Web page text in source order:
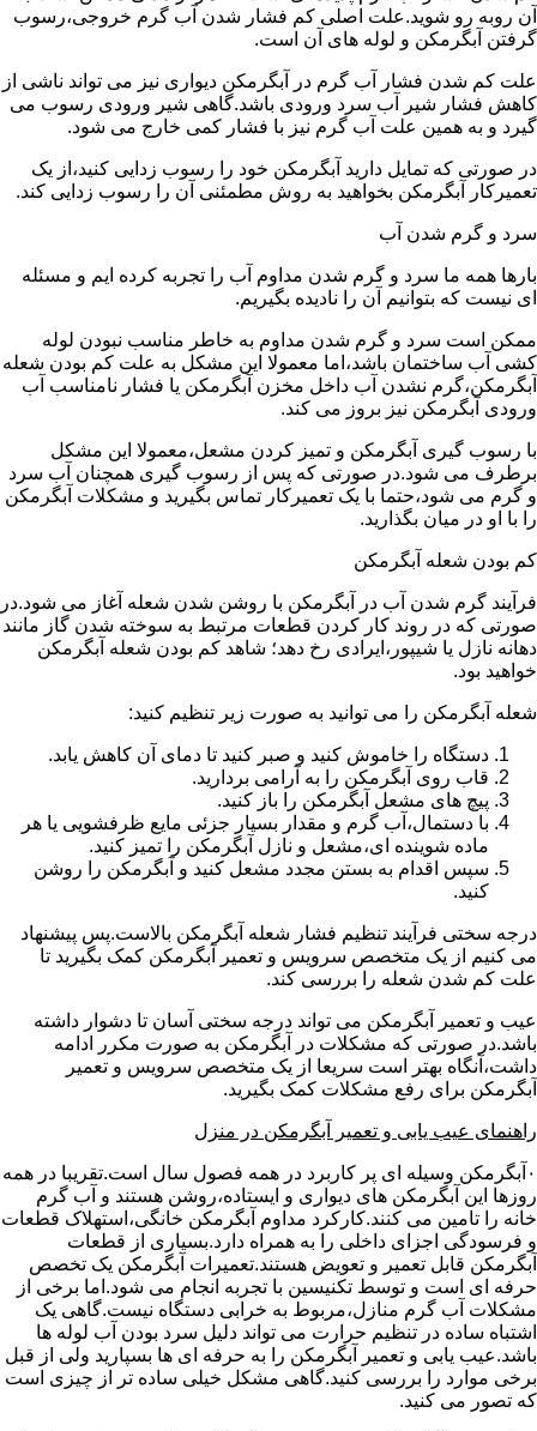
آن روبه رو شوید.علت اصلی کم فشار شدن آب گرم خروجی،رسوب
گرفتن آبگرمکن و لوله های آن است.
علت کم شدن فشار آب گرم در آبگرمکن دیواری نیز می تواند ناشی از
کاهش فشار شیر آب سرد ورودی باشد.گاهی شیر ورودی رسوب می
گیرد و به همین علت آب گرم نیز با فشار کمی خارج می شود.
در صورتی که تمایل دارید آبگرمکن خود را رسوب زدایی کنید،از یک
تعمیرکار آبگرمکن بخواهید به روش مطمئنی آن را رسوب زدایی کند.
سرد و گرم شدن آب
بارها همه ما سرد و گرم شدن مداوم آب را تجربه کرده ایم و مسئله
ای نیست که بتوانیم آن را نادیده بگیریم.
ممکن است سرد و گرم شدن مداوم به خاطر مناسب نبودن لوله
کشی آب ساختمان باشد،اما معمولا این مشکل به علت کم بودن شعله
آبگرمکن،گرم نشدن آب داخل مخزن آبگرمکن یا فشار نامناسب آب
ورودی آبگرمکن نیز بروز می کند.
با رسوب گیری آبگرمکن و تمیز کردن مشعل،معمولا این مشکل
برطرف می شود.در صورتی که پس از رسوب گیری همچنان آب سرد
و گرم می شود،حتما با یک تعمیرکار تماس بگیرید و مشکلات آبگرمکن
را با او در میان بگذارید.
کم بودن شعله آبگرمکن
فرآیند گرم شدن آب در آبگرمکن با روشن شدن شعله آغاز می شود.در
صورتی که در روند کار کردن قطعات مرتبط به سوخته شدن گاز مانند
دهانه نازل یا شیپور،ایرادی رخ دهد؛ شاهد کم بودن شعله آبگرمکن
خواهید بود.
شعله آبگرمکن را می توانید به صورت زیر تنظیم کنید:
دستگاه را خاموش کنید و صبر کنید تا دمای آن کاهش یابد.
قاب روی آبگرمکن را به آرامی بردارید.
پیچ های مشعل آبگرمکن را باز کنید.
با دستمال،آب گرم و مقدار بسیار جزئی مایع ظرفشویی یا هر
ماده شوینده ای،مشعل و نازل آبگرمکن را تمیز کنید.
سپس اقدام به بستن مجدد مشعل کنید و آبگرمکن را روشن
کنید.
درجه سختی فرآیند تنظیم فشار شعله آبگرمکن بالاست.پس پیشنهاد
می کنیم از یک متخصص سرویس و تعمیر آبگرمکن کمک بگیرید تا
علت کم شدن شعله را بررسی کند.
عیب و تعمیر آبگرمکن می تواند درجه سختی آسان تا دشوار داشته
باشد.در صورتی که مشکلات در آبگرمکن به صورت مکرر ادامه
داشت،آنگاه بهتر است سریعا از یک متخصص سرویس و تعمیر
آبگرمکن برای رفع مشکلات کمک بگیرید.
راهنمای عیب یابی و تعمیر آبگرمکن در منزل
۰آبگرمکن وسیله ای پر کاربرد در همه فصول سال است.تقریبا در همه
روزها این آبگرمکن های دیواری و ایستاده،روشن هستند و آب گرم
خانه را تامین می کنند.کارکرد مداوم آبگرمکن خانگی،استهلاک قطعات
و فرسودگی اجزای داخلی را به همراه دارد.بسیاری از قطعات
آبگرمکن قابل تعمیر و تعویض هستند.تعمیرات آبگرمکن یک تخصص
حرفه ای است و توسط تکنیسین با تجربه انجام می شود.اما برخی از
مشکلات آب گرم منازل،مربوط به خرابی دستگاه نیست.گاهی یک
اشتباه ساده در تنظیم حرارت می تواند دلیل سرد بودن آب لوله ها
باشد.عیب یابی و تعمیر آبگرمکن را به حرفه ای ها بسپارید ولی از قبل
برخی موارد را بررسی کنید.گاهی مشکل خیلی ساده تر از چیزی است
که تصور می کنید.